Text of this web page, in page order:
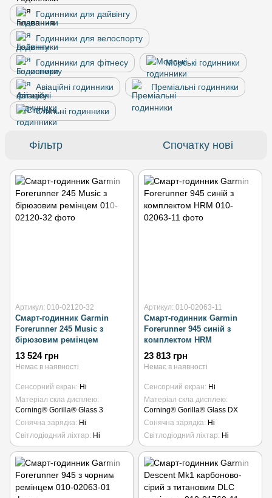
Годинники для дайвінгу
Годинники для велоспорту
Годинники для фітнесу Морські годинники
Авіаційні годинники Преміальні годинники
Стильні годинники
Фільтр Спочатку нові
Артикул: 010-02120-32
Смарт-годинник Garmin
Forerunner 245 Music з
бірюзовим ремінцем
13 524 грн
Немає в наявності
Сенсорний екран Ні
Матеріал скла дисплею
Corning® Gorilla® Glass 3
Сонячна зарядка Ні
Світлодіодний ліхтар Ні
Артикул: 010-02063-11
Смарт-годинник Garmin
Forerunner 945 синій з
комплектом HRM
23 813 грн
Немає в наявності
Сенсорний екран Ні
Матеріал скла дисплею
Corning® Gorilla® Glass DX
Сонячна зарядка Ні
Світлодіодний ліхтар Ні